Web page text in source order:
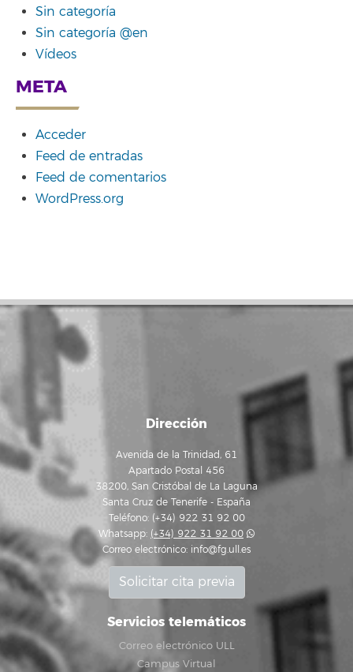
Sin categoría
Sin categoría @en
Vídeos
META
Acceder
Feed de entradas
Feed de comentarios
WordPress.org
Dirección
Avenida de la Trinidad, 61
Apartado Postal 456
38200, San Cristóbal de La Laguna
Santa Cruz de Tenerife - España
Teléfono: (+34) 922 31 92 00
Whatsapp: (+34) 922 31 92 00
Correo electrónico: info@fg.ull.es
Solicitar cita previa
Servicios telemáticos
Correo electrónico ULL
Campus Virtual